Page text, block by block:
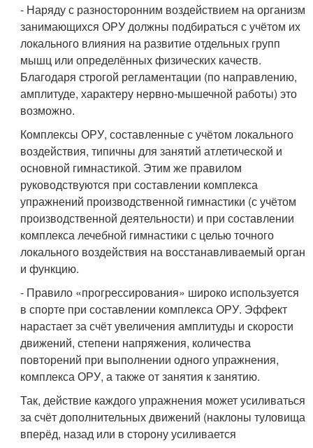
- Наряду с разносторонним воздействием на организм
занимающихся ОРУ должны подбираться с учётом их
локального влияния на развитие отдельных групп
мышц или определённых физических качеств.
Благодаря строгой регламентации (по направлению,
амплитуде, характеру нервно-мышечной работы) это
возможно.
Комплексы ОРУ, составленные с учётом локального
воздействия, типичны для занятий атлетической и
основной гимнастикой. Этим же правилом
руководствуются при составлении комплекса
упражнений производственной гимнастики (с учётом
производственной деятельности) и при составлении
комплекса лечебной гимнастики с целью точного
локального воздействия на восстанавливаемый орган
и функцию.
- Правило «прогрессирования» широко используется
в спорте при составлении комплекса ОРУ. Эффект
нарастает за счёт увеличения амплитуды и скорости
движений, степени напряжения, количества
повторений при выполнении одного упражнения,
комплекса ОРУ, а также от занятия к занятию.
Так, действие каждого упражнения может усиливаться
за счёт дополнительных движений (наклоны туловища
вперёд, назад или в сторону усиливается